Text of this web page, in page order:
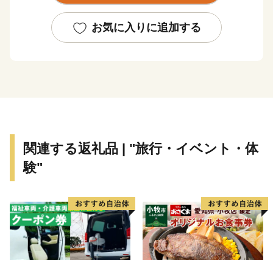
那須を存分に感じていただけるよう、宿泊施設の利用券
をはじめ、レジャー施設利用券、那須和牛、乳製品など
お気に入りに追加する
関連する返礼品 | "旅行・イベント・体
験"